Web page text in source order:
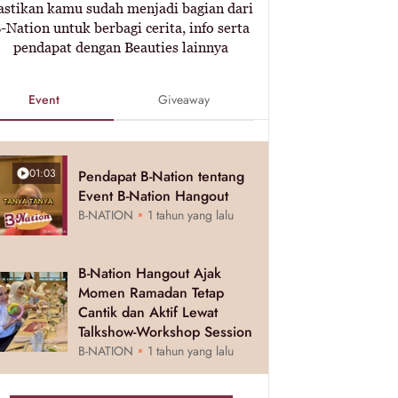
kamu sudah menjadi bagian dari
Nation untuk berbagi cerita, info serta
pendapat dengan Beauties lainnya
Event Giveaway
01:03
Pendapat B-Nation tentang
Event B-Nation Hangout
B-NATION 1 tahun yang lalu
B-Nation Hangout Ajak
Momen Ramadan Tetap
Cantik dan Aktif Lewat
Talkshow-Workshop Session
B-NATION 1 tahun yang lalu